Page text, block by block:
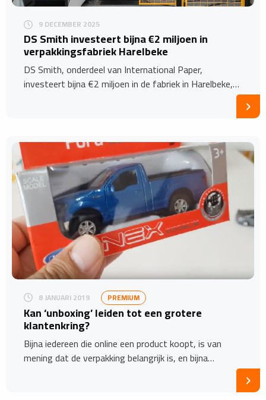
9 DECEMBER 2025
DS Smith investeert bijna €2 miljoen in
verpakkingsfabriek Harelbeke
DS Smith, onderdeel van International Paper,
investeert bijna €2 miljoen in de fabriek in Harelbeke,…
8 JANUARI 2019 PREMIUM
Kan ‘unboxing’ leiden tot een grotere
klantenkring?
Bijna iedereen die online een product koopt, is van
mening dat de verpakking belangrijk is, en bijna…